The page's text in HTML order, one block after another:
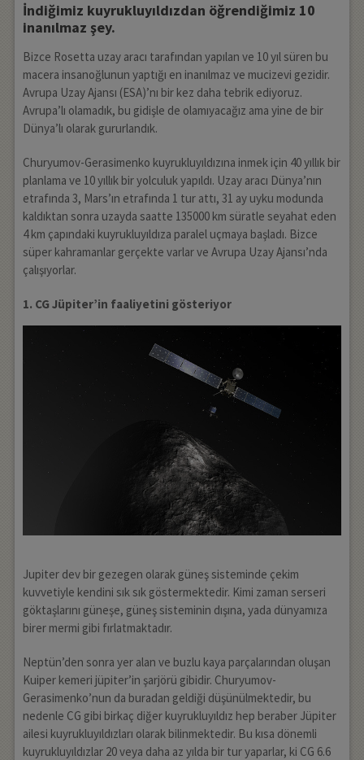
İndiğimiz kuyrukluyıldızdan öğrendiğimiz 10
inanılmaz şey.
Bizce Rosetta uzay aracı tarafından yapılan ve 10 yıl süren bu
macera insanoğlunun yaptığı en inanılmaz ve mucizevi gezidir.
Avrupa Uzay Ajansı (ESA)’nı bir kez daha tebrik ediyoruz.
Avrupa’lı olamadık, bu gidişle de olamıyacağız ama yine de bir
Dünya’lı olarak gururlandık.
Churyumov-Gerasimenko kuyrukluyıldızına inmek için 40 yıllık bir
planlama ve 10 yıllık bir yolculuk yapıldı. Uzay aracı Dünya’nın
etrafında 3, Mars’ın etrafında 1 tur attı, 31 ay uyku modunda
kaldıktan sonra uzayda saatte 135000 km süratle seyahat eden
4 km çapındaki kuyrukluyıldıza paralel uçmaya başladı. Bizce
süper kahramanlar gerçekte varlar ve Avrupa Uzay Ajansı’nda
çalışıyorlar.
1. CG Jüpiter’in faaliyetini gösteriyor
Jupiter dev bir gezegen olarak güneş sisteminde çekim
kuvvetiyle kendini sık sık göstermektedir. Kimi zaman serseri
göktaşlarını güneşe, güneş sisteminin dışına, yada dünyamıza
birer mermi gibi fırlatmaktadır.
Neptün’den sonra yer alan ve buzlu kaya parçalarından oluşan
Kuiper kemeri jüpiter’in şarjörü gibidir. Churyumov-
Gerasimenko’nun da buradan geldiği düşünülmektedir, bu
nedenle CG gibi birkaç diğer kuyrukluyıldız hep beraber Jüpiter
ailesi kuyrukluyıldızları olarak bilinmektedir. Bu kısa dönemli
kuyrukluyıldızlar 20 veya daha az yılda bir tur yaparlar, ki CG 6.6